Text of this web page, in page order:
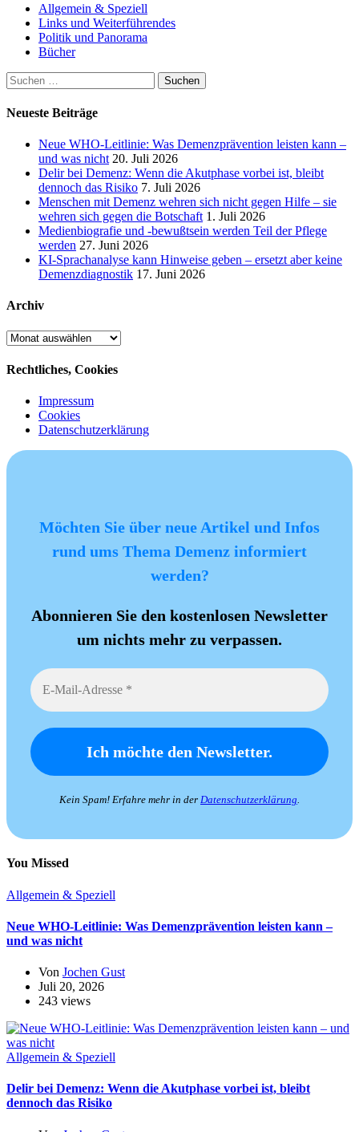
Allgemein & Speziell
Links und Weiterführendes
Politik und Panorama
Bücher
Suchen
nach:
Neueste Beiträge
Neue WHO-Leitlinie: Was Demenzprävention leisten kann –
und was nicht 20. Juli 2026
Delir bei Demenz: Wenn die Akutphase vorbei ist, bleibt
dennoch das Risiko 7. Juli 2026
Menschen mit Demenz wehren sich nicht gegen Hilfe – sie
wehren sich gegen die Botschaft 1. Juli 2026
Medienbiografie und -bewußtsein werden Teil der Pflege
werden 27. Juni 2026
KI-Sprachanalyse kann Hinweise geben – ersetzt aber keine
Demenzdiagnostik 17. Juni 2026
Archiv
Archiv
Rechtliches, Cookies
Impressum
Cookies
Datenschutzerklärung
Möchten Sie über neue Artikel und Infos
rund ums Thema Demenz informiert
werden?
Abonnieren Sie den kostenlosen Newsletter
um nichts mehr zu verpassen.
Kein Spam! Erfahre mehr in der Datenschutzerklärung.
You Missed
Allgemein & Speziell
Neue WHO-Leitlinie: Was Demenzprävention leisten kann –
und was nicht
Von Jochen Gust
Juli 20, 2026
243 views
Allgemein & Speziell
Delir bei Demenz: Wenn die Akutphase vorbei ist, bleibt
dennoch das Risiko